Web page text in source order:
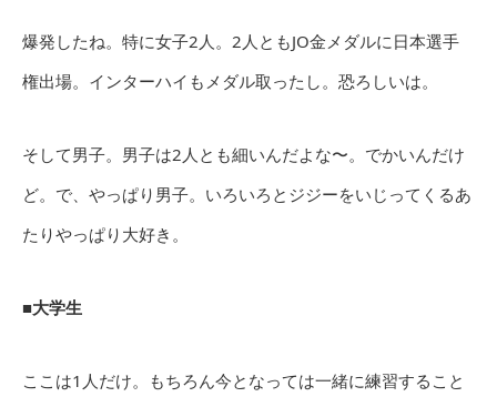
爆発したね。特に女子2人。2人ともJO金メダルに日本選手
権出場。インターハイもメダル取ったし。恐ろしいは。
そして男子。男子は2人とも細いんだよな〜。でかいんだけ
ど。で、やっぱり男子。いろいろとジジーをいじってくるあ
たりやっぱり大好き。
■大学生
ここは1人だけ。もちろん今となっては一緒に練習すること